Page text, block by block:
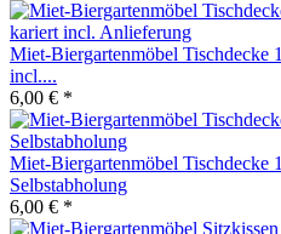
Miet-Biergartenmöbel Tischdecke
incl....
6,00 € *
Miet-Biergartenmöbel Tischdecke
Selbstabholung
6,00 € *